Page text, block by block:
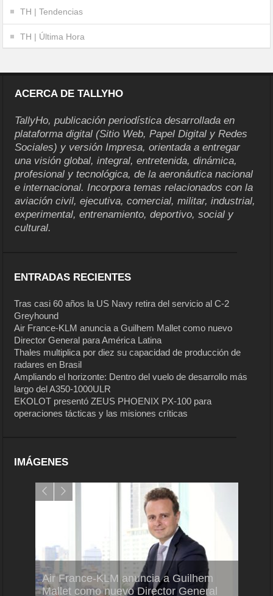
TH | Tendencias
TH | Última Hora
ACERCA DE TALLYHO
TallyHo, publicación periodística desarrollada en
plataforma digital (Sitio Web, Papel Digital y Redes
Sociales) y versión Impresa, orientada a entregar
una visión global, integral, entretenida, dinámica,
profesional y tecnológica, de la aeronáutica nacional
e internacional. Incorpora temas relacionados con la
aviación civil, ejecutiva, comercial, militar, industrial,
experimental, entrenamiento, deportivo, social y
cultural.
ENTRADAS RECIENTES
Tras casi 60 años la US Navy retira del servicio al C-2
Greyhound
Air France-KLM anuncia a Guilhem Mallet como nuevo
Director General para América Latina
Thales multiplica por diez su capacidad de producción de
radares en Brasil
Ampliando el horizonte: Dentro del vuelo de desarrollo más
largo del A350-1000ULR
EKOLOT presentó ZEUS PHOENIX PX-100 para
operaciones tácticas y las misiones críticas
IMÁGENES
Air France-KLM anuncia a Guilhem
Mallet como nuevo Director General